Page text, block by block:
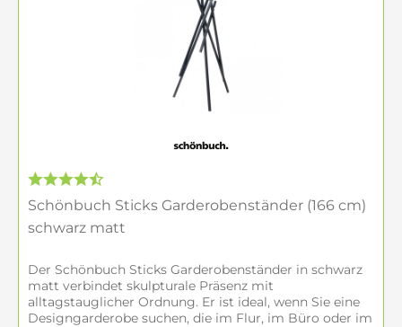
Side Tables, Stools & Bänke:
schlanke Möbel für Dielen
Wandhaken, Schirmständer,
Kleiderbügel und dekorative Objekte –
vielseitig, chic & praktisch
Vorteile bei Hufnagel
Persönliche Beratung & Planung vor Ort in
Amberg
Direkter Zugang zu aktuellen Schönbuch-
Sicherer EHI-geprüfter Online-Shop
Lieferung & Montage in Bayern, Oberpfalz &
deutschlandweit
Schönbuch Sticks Garderobenständer (166 cm)
schwarz matt
Der Schönbuch Sticks Garderobenständer in schwarz
matt verbindet skulpturale Präsenz mit
alltagstauglicher Ordnung. Er ist ideal, wenn Sie eine
Designgarderobe suchen, die im Flur, im Büro oder im